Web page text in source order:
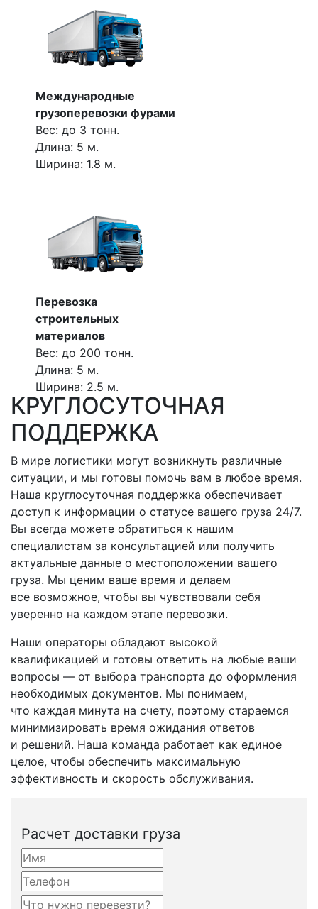
Международные
грузоперевозки фурами
Вес: до 3 тонн.
Длина: 5 м.
Ширина: 1.8 м.
Перевозка
строительных
материалов
Вес: до 200 тонн.
Длина: 5 м.
Ширина: 2.5 м.
КРУГЛОСУТОЧНАЯ
ПОДДЕРЖКА
В мире логистики могут возникнуть различные
ситуации, и мы готовы помочь вам в любое время.
Наша круглосуточная поддержка обеспечивает
доступ к информации о статусе вашего груза 24/7.
Вы всегда можете обратиться к нашим
специалистам за консультацией или получить
актуальные данные о местоположении вашего
груза. Мы ценим ваше время и делаем
все возможное, чтобы вы чувствовали себя
уверенно на каждом этапе перевозки.
Наши операторы обладают высокой
квалификацией и готовы ответить на любые ваши
вопросы — от выбора транспорта до оформления
необходимых документов. Мы понимаем,
что каждая минута на счету, поэтому стараемся
минимизировать время ожидания ответов
и решений. Наша команда работает как единое
целое, чтобы обеспечить максимальную
эффективность и скорость обслуживания.
Расчет доставки груза